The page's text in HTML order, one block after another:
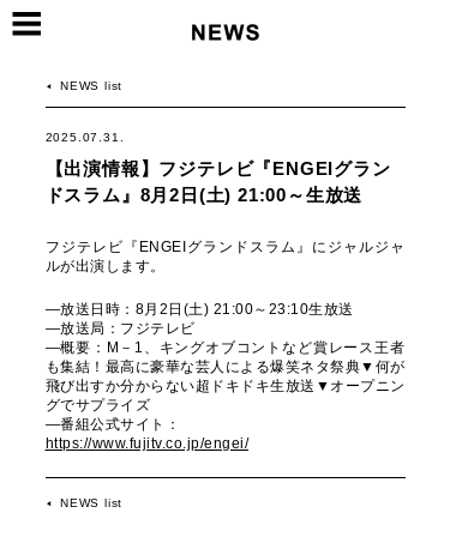
NEWS list
2025.07.31.
【出演情報】フジテレビ『ENGEIグラン
ドスラム』8月2日(土) 21:00～生放送
フジテレビ『ENGEIグランドスラム』にジャルジャ
ルが出演します。
―放送日時：8月2日(土) 21:00～23:10生放送
―放送局：フジテレビ
―概要：M－1、キングオブコントなど賞レース王者
も集結！最高に豪華な芸人による爆笑ネタ祭典▼何が
飛び出すか分からない超ドキドキ生放送▼オープニン
グでサプライズ
―番組公式サイト：
https://www.fujitv.co.jp/engei/
NEWS list